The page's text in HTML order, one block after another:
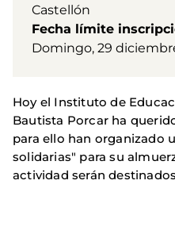
Castellón
Fecha límite
Domingo, 29
Hoy el Instituto de
Bautista Porcar ha
para ello han organizado
solidarias" para su
actividad serán